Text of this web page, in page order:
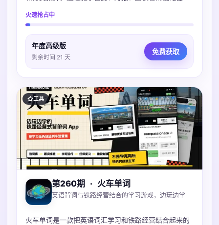
导入多种账单，微信支付宝Excel都支持。
火速抢占中
年度高级版
剩余时间 21 天
免费获取
工具
第260期 · 火车单词
英语背词与铁路经营结合的学习游戏，边玩边学
火车单词是一款把英语词汇学习和铁路经营结合起来的